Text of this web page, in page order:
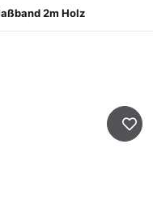
2m Holz